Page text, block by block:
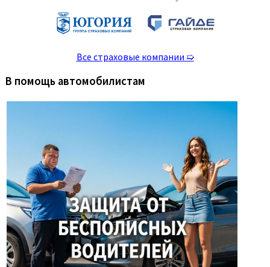
Все страховые компании ➯
В помощь автомобилистам